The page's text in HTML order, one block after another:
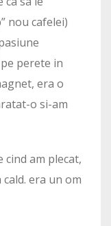
nou cafelei)
perete in
era o
o si-am
am plecat,
era un om